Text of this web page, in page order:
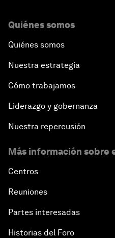
Quiénes somos
Quiénes somos
Nuestra estrategia
Cómo trabajamos
Liderazgo y gobernanza
Nuestra repercusión
Más información sobre
Centros
Reuniones
Partes interesadas
Historias del Foro